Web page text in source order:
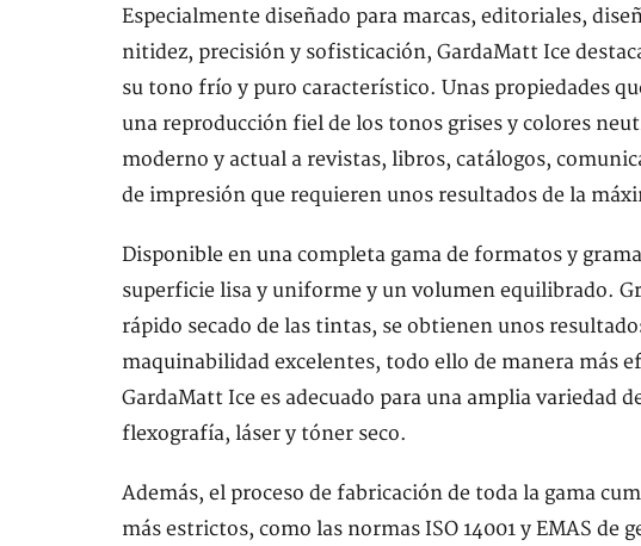
Especialmente diseñado para marcas, editoriales,
nitidez, precisión y sofisticación, GardaMatt Ice
su tono frío y puro característico. Unas propiedades
una reproducción fiel de los tonos grises y colores
moderno y actual a revistas, libros, catálogos,
de impresión que requieren unos resultados de la
Disponible en una completa gama de formatos y
superficie lisa y uniforme y un volumen equilibrado.
rápido secado de las tintas, se obtienen unos
maquinabilidad excelentes, todo ello de manera más
GardaMatt Ice es adecuado para una amplia variedad
flexografía, láser y tóner seco.
Además, el proceso de fabricación de toda la gama
más estrictos, como las normas ISO 14001 y EMAS de